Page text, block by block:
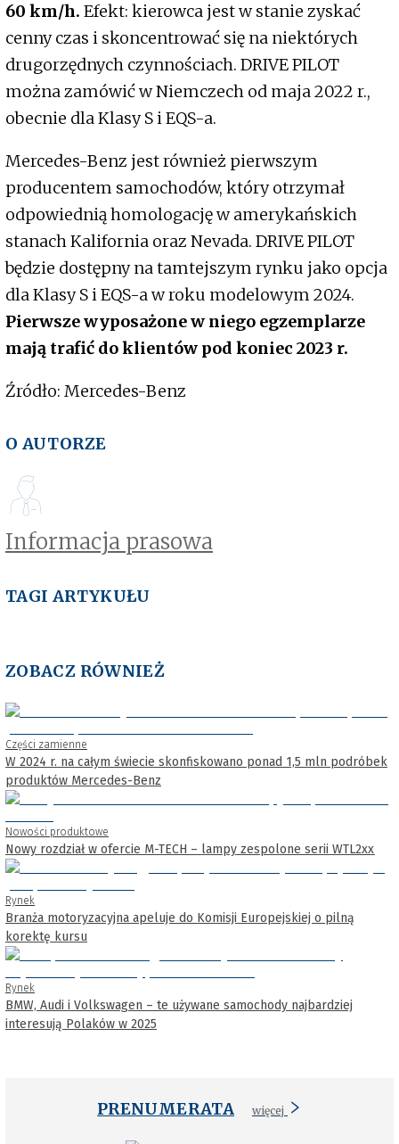
60 km/h. Efekt: kierowca jest w stanie zyskać
cenny czas i skoncentrować się na niektórych
drugorzędnych czynnościach. DRIVE PILOT
można zamówić w Niemczech od maja 2022 r.,
obecnie dla Klasy S i EQS-a.
Mercedes-Benz jest również pierwszym
producentem samochodów, który otrzymał
odpowiednią homologację w amerykańskich
stanach Kalifornia oraz Nevada. DRIVE PILOT
będzie dostępny na tamtejszym rynku jako opcja
dla Klasy S i EQS-a w roku modelowym 2024.
Pierwsze wyposażone w niego egzemplarze
mają trafić do klientów pod koniec 2023 r.
Źródło: Mercedes-Benz
O AUTORZE
Informacja prasowa
TAGI ARTYKUŁU
ZOBACZ RÓWNIEŻ
Części zamienne
W 2024 r. na całym świecie skonfiskowano ponad 1,5 mln podróbek
produktów Mercedes-Benz
Nowości produktowe
Nowy rozdział w ofercie M-TECH – lampy zespolone serii WTL2xx
Rynek
Branża motoryzacyjna apeluje do Komisji Europejskiej o pilną
korektę kursu
Rynek
BMW, Audi i Volkswagen – te używane samochody najbardziej
interesują Polaków w 2025
PRENUMERATA więcej